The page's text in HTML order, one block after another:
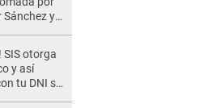
Sánchez y
SIS otorga
y así
tu DNI si